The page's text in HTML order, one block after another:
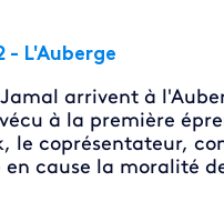
- L'Auberge
arrivent à
à la première
le coprésentateur,
cause la moralité